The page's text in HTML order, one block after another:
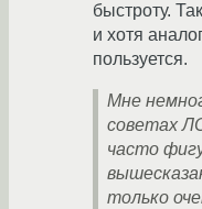
быстроту.
и хотя
пользуется.
Мне
советах
часто
только